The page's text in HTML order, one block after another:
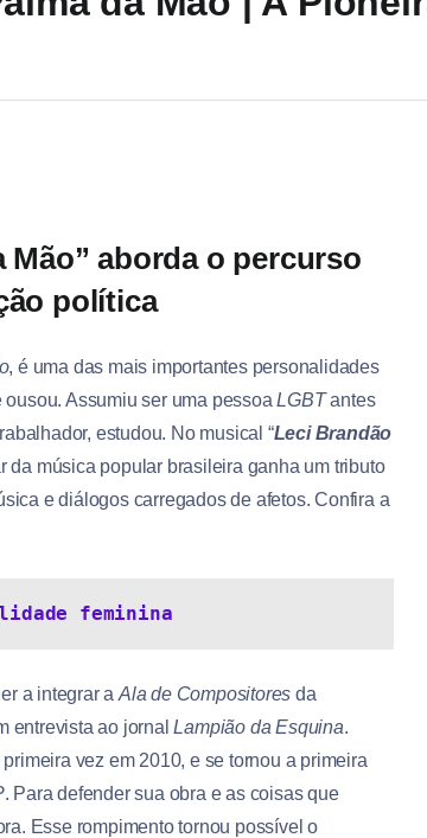
Mão” aborda o percurso
política
, é uma das mais importantes personalidades
ousou. Assumiu ser uma pessoaLGBTantes
estudou. No musical “Leci Brandão
da música popular brasileira ganha um tributo
e diálogos carregados de afetos. Confira a
feminina
a integrar aAla de Compositores da
entrevista ao jornalLampião da Esquina.
vez em 2010, e se tornou a primeira
. Para defender sua obra e as coisas que
Esse rompimento tornou possível o